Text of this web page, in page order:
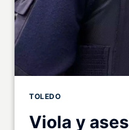
TOLEDO
Viola y